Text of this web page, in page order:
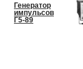
Генератор
импульсов
Г5-89